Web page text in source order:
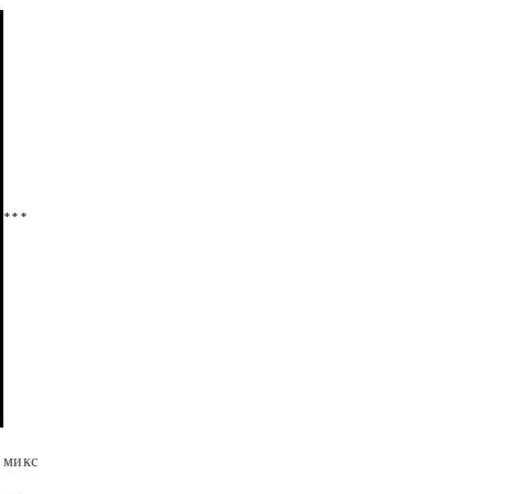
***
микс